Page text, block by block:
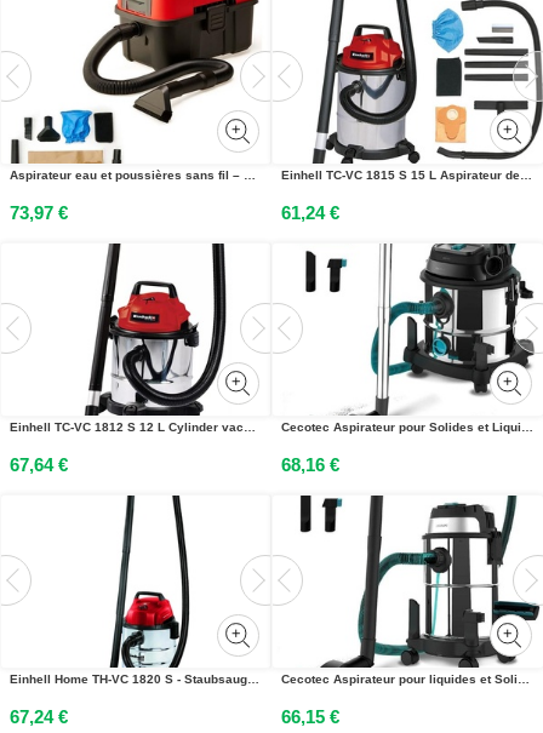
Aspirateur eau et poussières sans fil – TE-VC 18/10 Li Solo – 18 V – Cuve 10 L – Fonction soufflerie – Sans batterie ni chargeur
73,97 €
Einhell TC-VC 1815 S 15 L Aspirateur de fûts Dry&wet 1250 W Sac à poussière
61,24 €
Einhell TC-VC 1812 S 12 L Cylinder vacuum Dry&wet 1250 W
67,64 €
Cecotec Aspirateur pour Solides et Liquides de 20 L Conga Rockstar Wet & Dry Steel MAX. 1400 W, 22 kPa, Système de Drainage
68,16 €
Einhell Home TH-VC 1820 S - Staubsauger - Bodenstaubsauger - Beutel - 1250 W
67,24 €
Cecotec Aspirateur pour liquides et Solides Conga Rockstar Wet & Dry Steel 16 L. 1200 W, 20 kPa, Double Fonction : Aspiration
66,15 €